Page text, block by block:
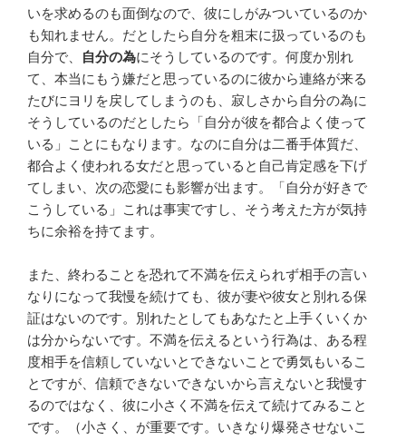
いを求めるのも面倒なので、彼にしがみついているのか
も知れません。だとしたら自分を粗末に扱っているのも
自分で、
自分の為にそうしているのです。何度か別れ
て、本当にもう嫌だと思っているのに彼から連絡が来る
たびにヨリを戻してしまうのも、寂しさから自分の為に
そうしているのだとしたら「自分が彼を都合よく使って
いる」ことにもなります。なのに自分は二番手体質だ、
都合よく使われる女だと思っていると自己肯定感を下げ
てしまい、次の恋愛にも影響が出ます。「自分が好きで
こうしている」これは事実ですし、そう考えた方が気持
ちに余裕を持てます。
また、終わることを恐れて不満を伝えられず相手の言い
なりになって我慢を続けても、彼が妻や彼女と別れる保
証はないのです。別れたとしてもあなたと上手くいくか
は分からないです。不満を伝えるという行為は、ある程
度相手を信頼していないとできないことで勇気もいるこ
とですが、信頼できないできないから言えないと我慢す
るのではなく、彼に小さく不満を伝えて続けてみること
です。（小さく、が重要です。いきなり爆発させないこ